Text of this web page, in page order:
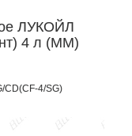
ЛУКОЙЛ
4 л (ММ)
4/SG)